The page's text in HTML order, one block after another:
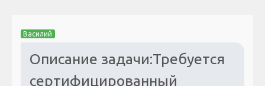
Василий
Описание задачи:Требуется
сертифицированный